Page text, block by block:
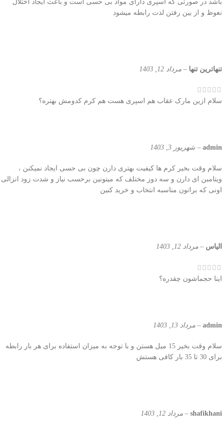
باشد در صورتی که اسپری دارای مواد بی حسی است و باعث ایجاد اختلال
نعوظ و از بین رفتن لذت رابطه میشود
تنهاترین تنها – مرداد 12, 1403
سلام ازین مارک عقاب هم اسپری هست هم کرم کدومش بهتره؟
admin
– شهریور 3, 1403
سلام وقت بخیر کرم ها کیفیت بهتری دارن چون بی حسی ایجاد نمیکنن ،
ویتامبن ای دارن و سه دوز مختلف که میتونین برحسب نیاز و شدت زود انزالی
اونی که براتون مناسبه انتخاب و خرید کنین
الیاس – مرداد 12, 1403
اینا حجماشون چقدره؟
admin
– مرداد 13, 1403
سلام وقت بخیر 15 میل هستن و با توجه به میزان استفاده برای هر بار رابطه
برای 30 تا 35 بار کافی هستش
shafikhani
– مرداد 12, 1403